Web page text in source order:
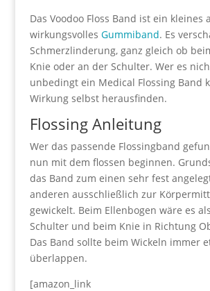
Das Voodoo Floss Band ist ein kleines
wirkungsvolles Gummiband. Es
Schmerzlinderung, ganz gleich ob
Knie oder an der Schulter. Wer es
unbedingt ein Medical Flossing Band
Wirkung selbst herausfinden.
Flossing Anleitung
Wer das passende Flossingband
nun mit dem flossen beginnen.
das Band zum einen sehr fest
anderen ausschließlich zur
gewickelt. Beim Ellenbogen wäre es
Schulter und beim Knie in Richtung
Das Band sollte beim Wickeln immer
überlappen.
[amazon_link